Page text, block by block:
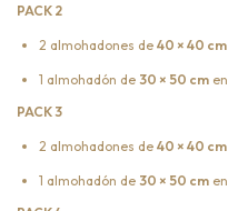
PACK 2
2 almohadones de 40 × 40 cm
1 almohadón de 30 × 50 cm en
PACK 3
2 almohadones de 40 × 40 cm
1 almohadón de 30 × 50 cm en